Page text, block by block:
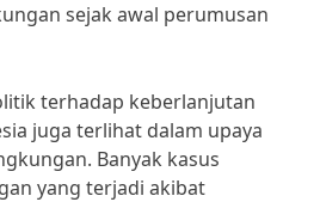
sejak awal perumusan
terhadap keberlanjutan
juga terlihat dalam upaya
Banyak kasus
yang terjadi akibat